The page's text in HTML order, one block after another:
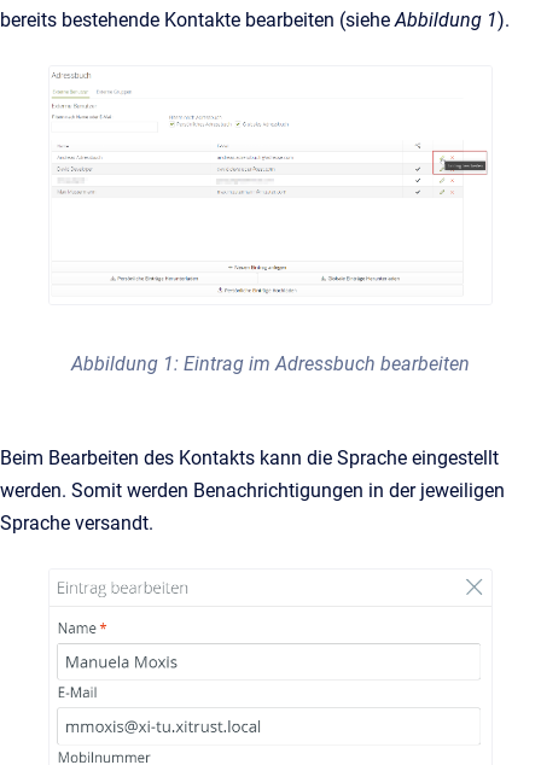
bereits bestehende Kontakte bearbeiten (sieheAbbildung 1).
Abbildung 1: Eintrag im Adressbuch bearbeiten
Beim Bearbeiten des Kontakts kann die Sprache eingestellt
werden. Somit werden Benachrichtigungen in der jeweiligen
Sprache versandt.